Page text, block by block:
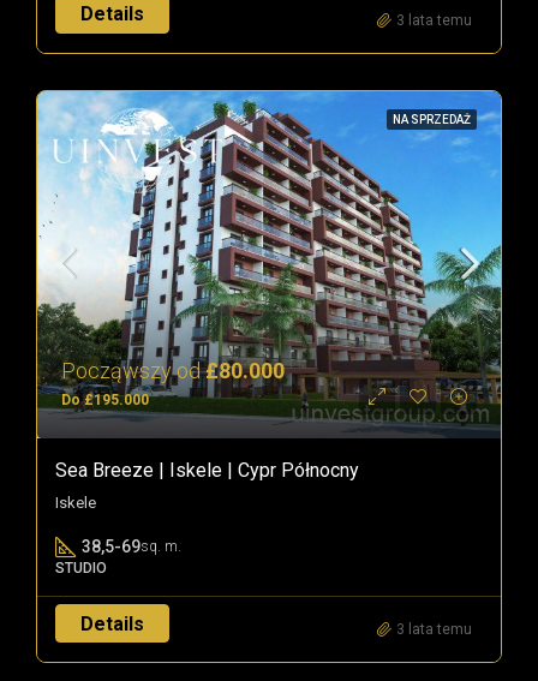
Details 3 lata temu
NA SPRZEDAŻ
Począwszy od£80.000
Do £195.000
Sea Breeze | Iskele | Cypr Północny
Iskele
38,5-69sq. m.
STUDIO
Details 3 lata temu